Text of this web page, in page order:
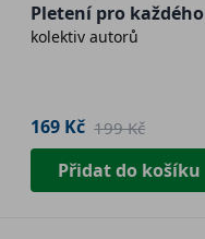
Pletení pro každého
kolektiv autorů
169 Kč 199 Kč
Přidat do košíku